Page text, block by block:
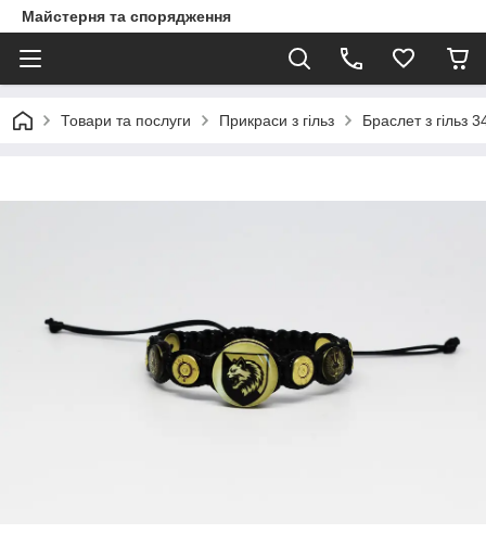
Майстерня та спорядження
Товари та послуги Прикраси з гільз Браслет з гільз